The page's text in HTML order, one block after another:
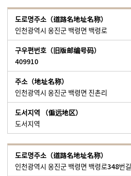
인천광역시 옹진군 백령면 백령로
409910
인천광역시 옹진군 백령면 진촌리
도서지역
인천광역시 옹진군 백령면 백령로348번길